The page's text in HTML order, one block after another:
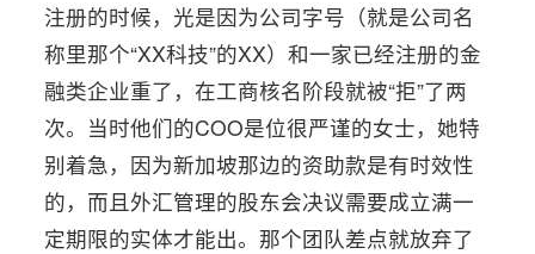
注册的时候，光是因为公司字号（就是公司名
称里那个“XX科技”的XX）和一家已经注册的金
融类企业重了，在工商核名阶段就被“拒”了两
次。当时他们的COO是位很严谨的女士，她特
别着急，因为新加坡那边的资助款是有时效性
的，而且外汇管理的股东会决议需要成立满一
定期限的实体才能出。那个团队差点就放弃了